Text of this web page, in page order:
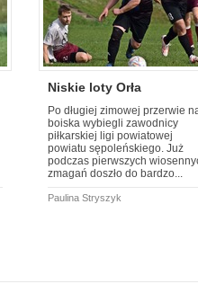
Niskie loty Orła
Po długiej zimowej przerwie
boiska wybiegli zawodnicy
piłkarskiej ligi powiatowej
powiatu sępoleńskiego. Już
podczas pierwszych
zmagań doszło do bardzo...
Paulina Stryszyk